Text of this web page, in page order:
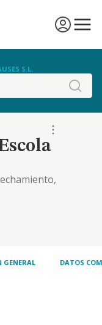
S.L.
mediante
- o de
derecho,
o utilizacion de
GENERAL DATOS